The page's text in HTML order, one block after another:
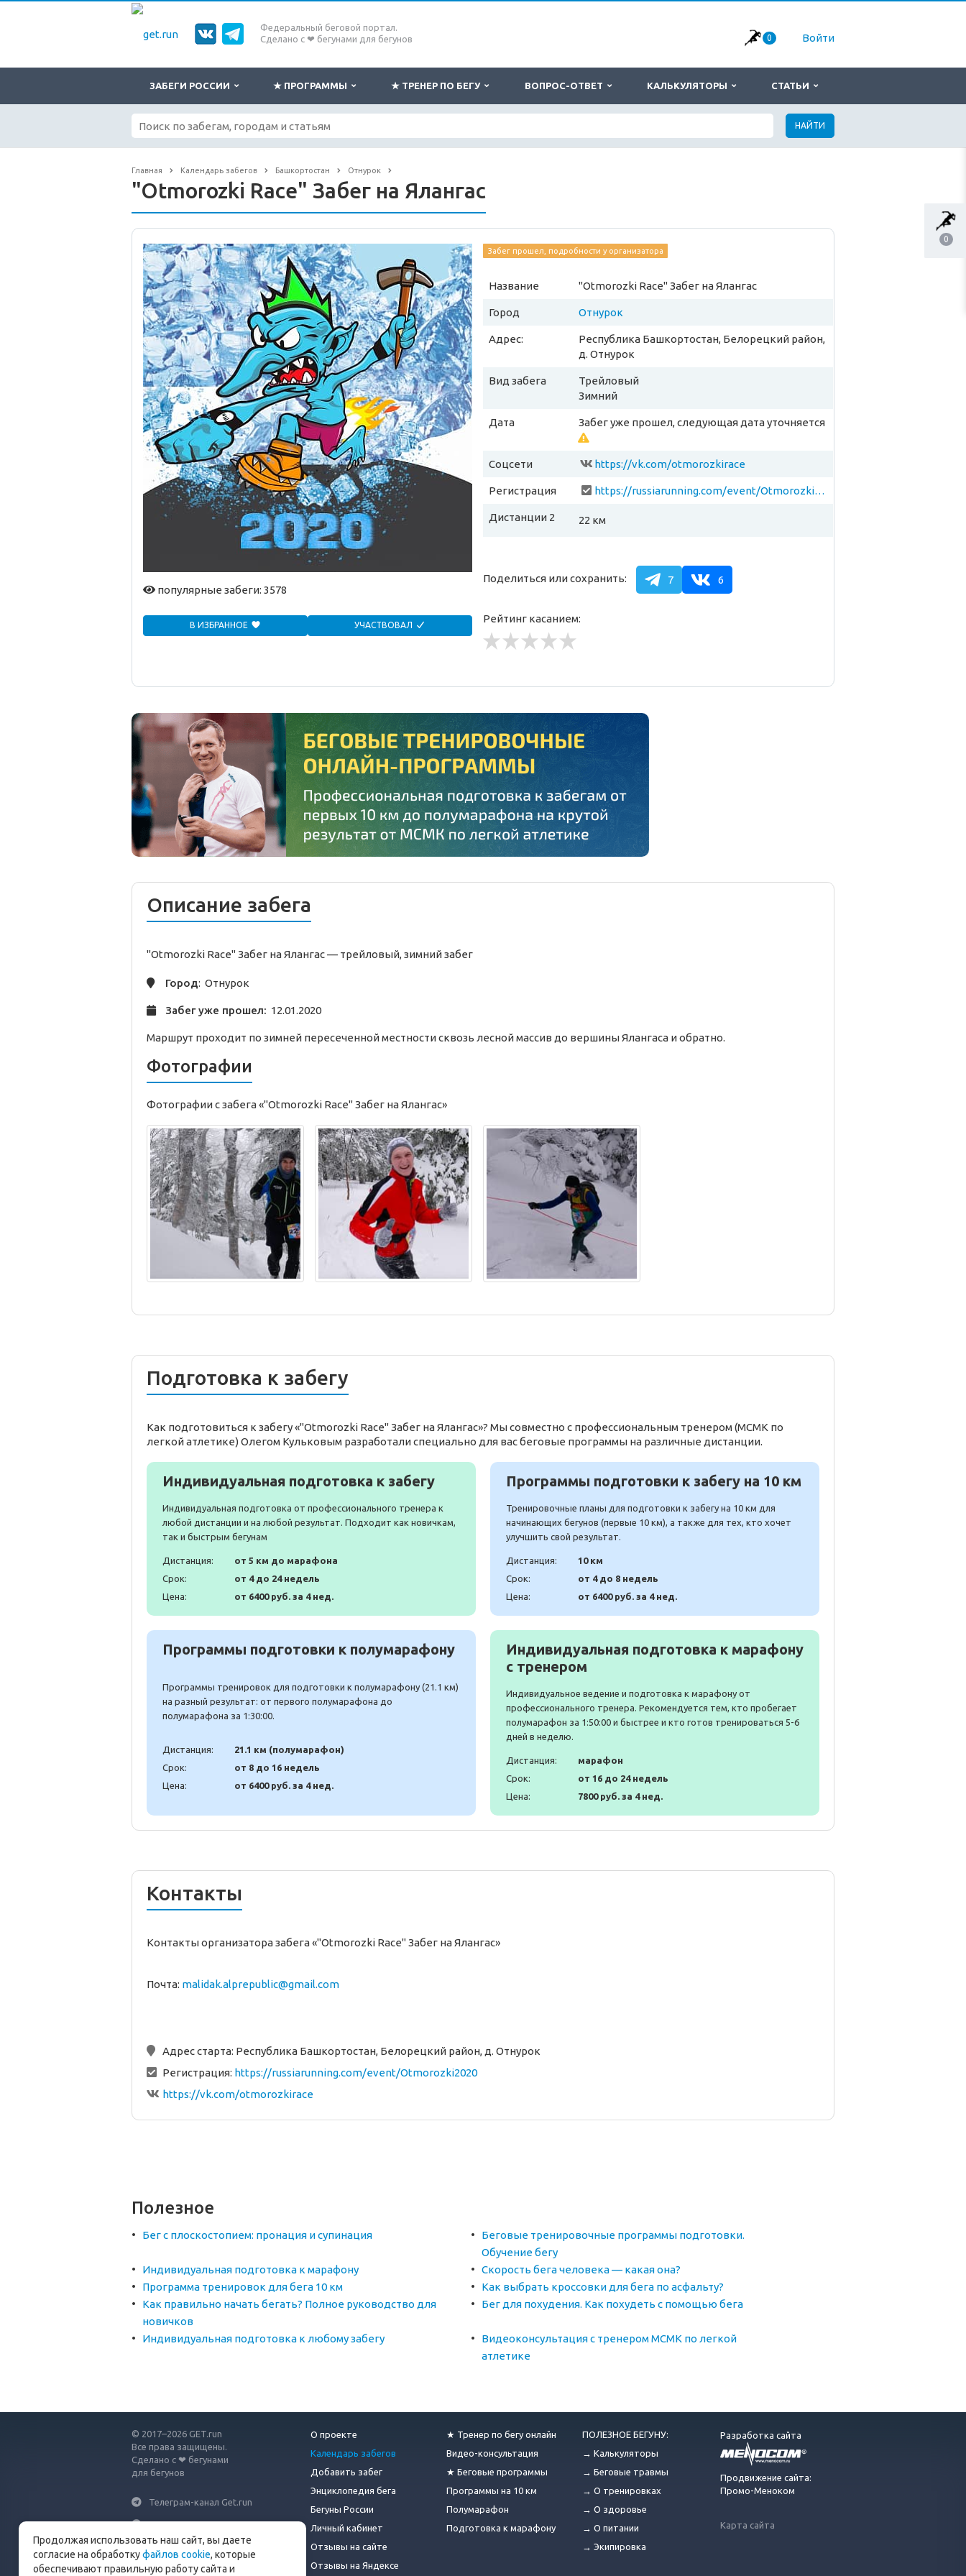
0
Федеральный беговой портал.
Сделано с ❤ бегунами для бегунов
0 Войти
ЗАБЕГИ РОССИИ ★ ПРОГРАММЫ ★ ТРЕНЕР ПО БЕГУ ВОПРОС-ОТВЕТ КАЛЬКУЛЯТОРЫ СТАТЬИ
НАЙТИ
Главная Календарь забегов Башкортостан Отнурок
"Otmorozki Race" Забег на Ялангас
популярные забеги: 3578
В ИЗБРАННОЕ УЧАСТВОВАЛ
Забег прошел, подробности у организатора
Название "Otmorozki Race" Забег на Ялангас
Город Отнурок
Адрес:
Республика Башкортостан, Белорецкий район,
д. Отнурок
Вид забега
Трейловый
Зимний
Дата Забег уже прошел, следующая дата уточняется
Соцсети https://vk.com/otmorozkirace
Регистрация https://russiarunning.com/event/Otmorozki2020
Дистанции 2 22 км
Поделиться или сохранить: 7 6
Рейтинг касанием:
Описание забега
"Otmorozki Race" Забег на Ялангас — трейловый,зимнийзабег
Город: Отнурок
Забег уже прошел: 12.01.2020
Маршрут проходит по зимней пересеченной местности сквозь лесной массив до вершины Ялангаса и обратно.
Фотографии
Фотографии с забега «"Otmorozki Race" Забег на Ялангас»
Подготовка к забегу
Как подготовиться к забегу «"Otmorozki Race" Забег на Ялангас»? Мы совместно с профессиональным тренером (МСМК по
легкой атлетике) Олегом Кульковым разработали специально для вас беговые программы на различные дистанции.
Индивидуальная подготовка к забегу
Индивидуальная подготовка от профессионального тренера к
любой дистанции и на любой результат. Подходит как новичкам,
так и быстрым бегунам
Дистанция:
от 5 км до марафона
Срок:
от 4 до 24 недель
Цена:
от 6400 руб. за 4 нед.
Программы подготовки к забегу на 10 км
Тренировочные планы для подготовки к забегу на 10 км для
начинающих бегунов (первые 10 км), а также для тех, кто хочет
улучшить свой результат.
Дистанция:
10 км
Срок:
от 4 до 8 недель
Цена:
от 6400 руб. за 4 нед.
Программы подготовки к полумарафону
Программы тренировок для подготовки к полумарафону (21.1 км)
на разный результат: от первого полумарафона до
полумарафона за 1:30:00.
Дистанция:
21.1 км (полумарафон)
Срок:
от 8 до 16 недель
Цена:
от 6400 руб. за 4 нед.
Индивидуальная подготовка к марафону
с тренером
Индивидуальное ведение и подготовка к марафону от
профессионального тренера. Рекомендуется тем, кто пробегает
полумарафон за 1:50:00 и быстрее и кто готов тренироваться 5-6
дней в неделю.
Дистанция:
марафон
Срок:
от 16 до 24 недель
Цена:
7800 руб. за 4 нед.
Контакты
Контакты организатора забега «"Otmorozki Race" Забег на Ялангас»
Почта: malidak.alprepublic@gmail.com
Адрес старта: Республика Башкортостан, Белорецкий район, д. Отнурок
Регистрация: https://russiarunning.com/event/Otmorozki2020
https://vk.com/otmorozkirace
Полезное
Бег с плоскостопием: пронация и супинация
Беговые тренировочные программы подготовки.
Обучение бегу
Индивидуальная подготовка к марафону
Скорость бега человека — какая она?
Программа тренировок для бега 10 км
Как выбрать кроссовки для бега по асфальту?
Как правильно начать бегать? Полное руководство для
новичков
Бег для похудения. Как похудеть с помощью бега
Индивидуальная подготовка к любому забегу
Видеоконсультация с тренером МСМК по легкой
атлетике
© 2017–2026 GET.run
Все права защищены.
Сделано с ❤ бегунами
для бегунов
Телеграм-канал Get.run
Беговой чат в Телеграм
info@get.run
О проекте
Календарь забегов
Добавить забег
Энциклопедия бега
Бегуны России
Личный кабинет
Отзывы на сайте
Отзывы на Яндексе
★ Тренер по бегу онлайн
Видео-консультация
★ Беговые программы
Программы на 10 км
Полумарафон
Подготовка к марафону
ПОЛЕЗНОЕ БЕГУНУ:
→ Калькуляторы
→ Беговые травмы
→ О тренировках
→ О здоровье
→ О питании
→ Экипировка
Разработка сайта
Продвижение сайта:
Промо-Меноком
Карта сайта
Продолжая использовать наш сайт, вы даете
согласие на обработкуфайлов cookie, которые
обеспечивают правильную работу сайта и